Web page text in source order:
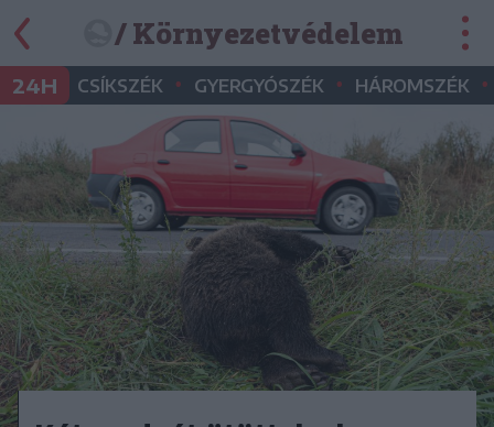
/ Környezetvédelem
24H CSÍKSZÉK • GYERGYÓSZÉK • HÁROMSZÉK •